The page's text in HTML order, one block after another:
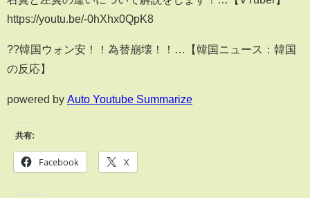
https://youtu.be/-0hXhx0QpK8
??韓国ウォン安！！為替崩壊！！…【韓国ニュース：韓国
の反応】
powered by Auto Youtube Summarize
共有:
Facebook X